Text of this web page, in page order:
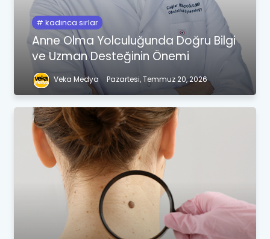
kadınca sırlar
Anne Olma Yolculuğunda Doğru Bilgi
ve Uzman Desteğinin Önemi
Veka Medya Pazartesi, Temmuz 20, 2026